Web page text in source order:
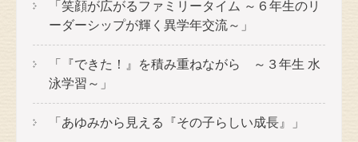
「笑顔が広がるファミリータイム ～６年生のリ
ーダーシップが輝く異学年交流～」
「『できた！』を積み重ねながら ～３年生 水
泳学習～」
「あゆみから見える『その子らしい成長』」